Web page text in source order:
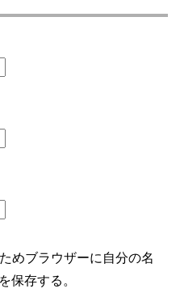
めブラウザーに自分の名
保存する。